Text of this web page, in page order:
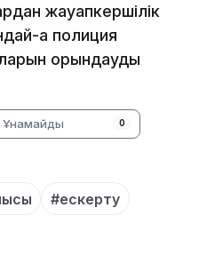
жауапкершілік
ақ полиция
орындауды
Ұнамайды 0
#ескерту